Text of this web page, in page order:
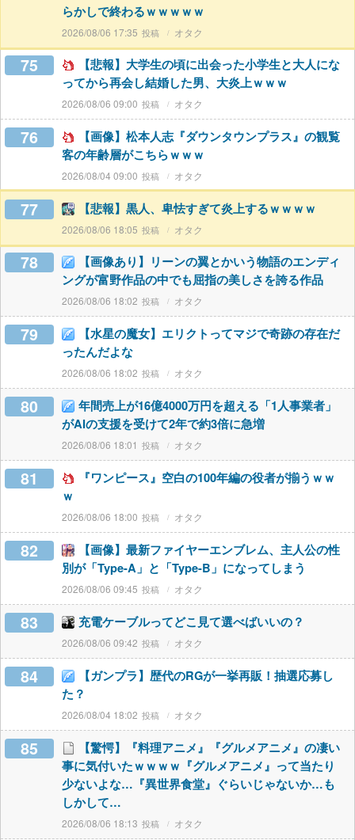
らかしで終わるｗｗｗｗｗ
2026/08/06 17:35 オタク
75
【悲報】大学生の頃に出会った小学生と大人にな
ってから再会し結婚した男、大炎上ｗｗｗ
2026/08/06 09:00 オタク
76
【画像】松本人志『ダウンタウンプラス』の観覧
客の年齢層がこちらｗｗｗ
2026/08/04 09:00 オタク
77 【悲報】黒人、卑怯すぎて炎上するｗｗｗｗ
2026/08/06 18:05 オタク
78
【画像あり】リーンの翼とかいう物語のエンディ
ングが富野作品の中でも屈指の美しさを誇る作品
2026/08/06 18:02 オタク
79
【水星の魔女】エリクトってマジで奇跡の存在だ
ったんだよな
2026/08/06 18:02 オタク
80
年間売上が16億4000万円を超える「1人事業者」
がAIの支援を受けて2年で約3倍に急増
2026/08/06 18:01 オタク
81
『ワンピース』空白の100年編の役者が揃うｗｗ
ｗ
2026/08/06 18:00 オタク
82
【画像】最新ファイヤーエンブレム、主人公の性
別が「Type-A」と「Type-B」になってしまう
2026/08/06 09:45 オタク
83 充電ケーブルってどこ見て選べばいいの？
2026/08/06 09:42 オタク
84
【ガンプラ】歴代のRGが一挙再販！抽選応募し
た？
2026/08/04 18:02 オタク
85
【驚愕】『料理アニメ』『グルメアニメ』の凄い
事に気付いたｗｗｗｗ『グルメアニメ』って当たり
少ないよな…『異世界食堂』ぐらいじゃないか…も
しかして…
2026/08/06 18:13 オタク